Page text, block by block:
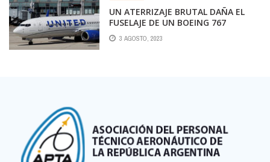
UN ATERRIZAJE BRUTAL DAÑA EL
FUSELAJE DE UN BOEING 767
3 AGOSTO, 2023